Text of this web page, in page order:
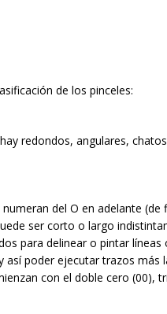
de los pinceles:
redondos, angulares,
numeran del O en adelante
ser corto o largo
para delinear o pintar líneas
poder ejecutar trazos más
con el doble cero (00),